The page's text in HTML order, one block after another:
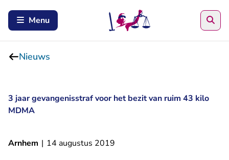
Menu
Nieuws
3 jaar gevangenisstraf voor het bezit van ruim 43 kilo
MDMA
Arnhem | 14 augustus 2019